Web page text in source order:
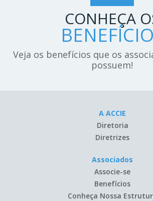
CONHEÇA
Veja os benefícios que os
possuem!
A ACCIE
Diretoria
Diretrizes
Associados
Associe-se
Benefícios
Conheça Nossa